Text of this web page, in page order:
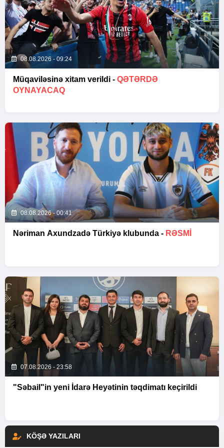
08.08.2026 - 09:24
Müqaviləsinə xitam verildi - QƏTƏRDƏ
OYNAYACAQ
08.08.2026 - 00:41
Nəriman Axundzadə Türkiyə klubunda - RƏSMİ
07.08.2026 - 23:58
"Səbail"in yeni İdarə Heyətinin təqdimatı keçirildi
KÖŞƏ YAZILARI